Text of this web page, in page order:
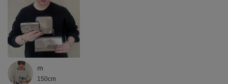
オンラインサイトの商品ページにある「ハートマーク」をクリックして簡単
に追加できます。
お気に入り登録して頂いたアイテムは・・・
再入荷通知や、値下げ情報・在庫状況をメルマガにてお知らせいたします。
ーーーーーーーーーーーーーーーーーーーーーーーーーーー
m
150cm